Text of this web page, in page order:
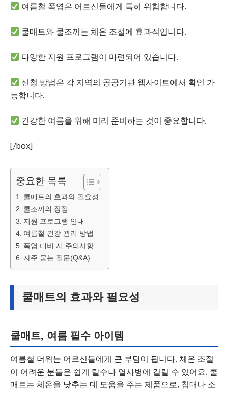
여름철 폭염은 어르신들에게 특히 위험합니다.
쿨매트와 쿨조끼는 체온 조절에 효과적입니다.
다양한 지원 프로그램이 마련되어 있습니다.
신청 방법은 각 지역의 공공기관 웹사이트에서 확인 가
능합니다.
건강한 여름을 위해 미리 준비하는 것이 중요합니다.
[/box]
중요한 목록
쿨매트의 효과와 필요성
쿨조끼의 장점
지원 프로그램 안내
여름철 건강 관리 방법
폭염 대비 시 주의사항
자주 묻는 질문(Q&A)
쿨매트의 효과와 필요성
쿨매트, 여름 필수 아이템
여름철 더위는 어르신들에게 큰 부담이 됩니다. 체온 조절
이 어려운 분들은 쉽게 탈수나 열사병에 걸릴 수 있어요. 쿨
매트는 체온을 낮추는 데 도움을 주는 제품으로, 침대나 소